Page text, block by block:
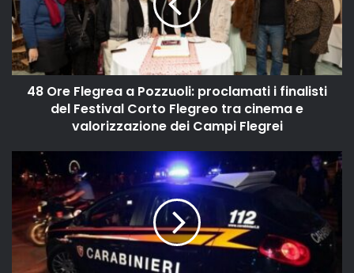
48 Ore Flegrea a Pozzuoli: proclamati i finalisti
del Festival Corto Flegreo tra cinema e
valorizzazione dei Campi Flegrei